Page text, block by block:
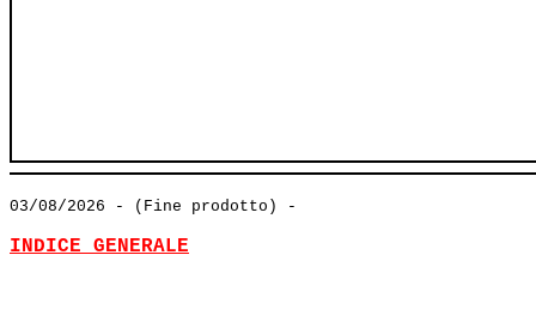
03/08/2026 - (Fine prodotto) -
INDICE GENERALE